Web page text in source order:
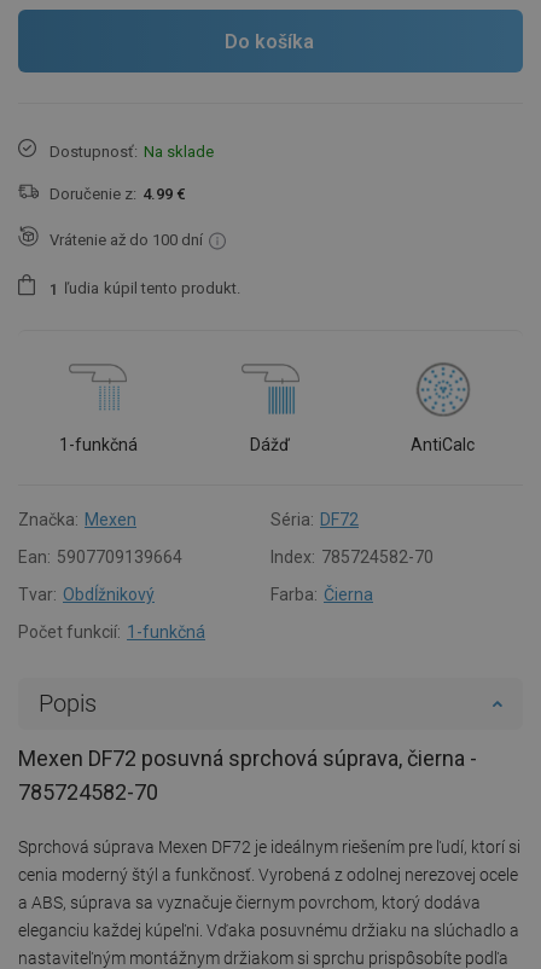
Do košíka
Dostupnosť: Na sklade
Doručenie z: 4.99 €
Vrátenie až do 100 dní
1 ľudia kúpil tento produkt.
1-funkčná Dážď AntiCalc
Značka: Mexen Séria: DF72
Ean: 5907709139664 Index: 785724582-70
Tvar: Obdĺžnikový Farba: Čierna
Počet funkcií: 1-funkčná
Popis
Mexen DF72 posuvná sprchová súprava, čierna -
785724582-70
Sprchová súprava Mexen DF72 je ideálnym riešením pre ľudí, ktorí si
cenia moderný štýl a funkčnosť. Vyrobená z odolnej nerezovej ocele
a ABS, súprava sa vyznačuje čiernym povrchom, ktorý dodáva
eleganciu každej kúpeľni. Vďaka posuvnému držiaku na slúchadlo a
nastaviteľným montážnym držiakom si sprchu prispôsobíte podľa